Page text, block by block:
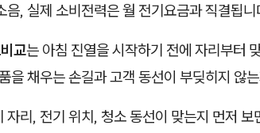
음, 실제 소비전력은 월 전기요금과 직결됩니
교는 아침 진열을 시작하기 전에 자리부터
을 채우는 손길과 고객 동선이 부딪히지 않
자리, 전기 위치, 청소 동선이 맞는지 먼저